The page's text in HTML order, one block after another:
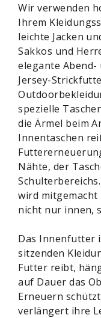
Wir verwenden
Ihrem
leichte Jacken
Sakkos und
elegante Abend-
Jersey-
spezielle
die Ärmel beim
Innentaschen
Nähte, der
wird
nicht nur innen,
Das Innenfutter
sitzenden
Futter reibt,
auf Dauer das
Erneuern
verlängert ihre